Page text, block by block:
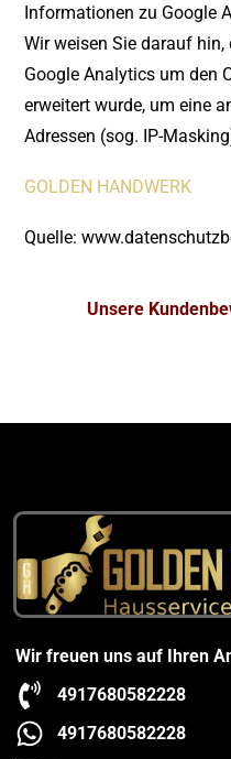
Informationen zu Google
Wir weisen Sie darauf
Google Analytics um den
erweitert wurde, um eine
Adressen (sog. IP-
GOLDEN HANDWERK
Quelle:
Unsere
Wir freuen uns auf Ihren
4917680582228
4917680582228